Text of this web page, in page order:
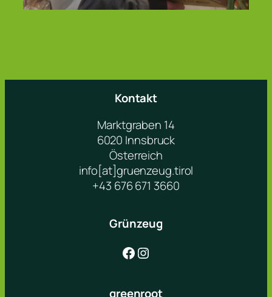
Kontakt
Marktgraben 14
6020 Innsbruck
Österreich
info[at]gruenzeug.tirol
+43 676 671 3660
Grünzeug
Facebook Instagram
greenroot